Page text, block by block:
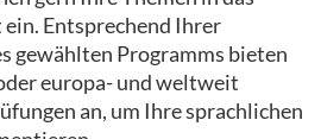
Entsprechend Ihrer
gewählten Programms bieten
europa- und weltweit
an, um Ihre sprachlichen